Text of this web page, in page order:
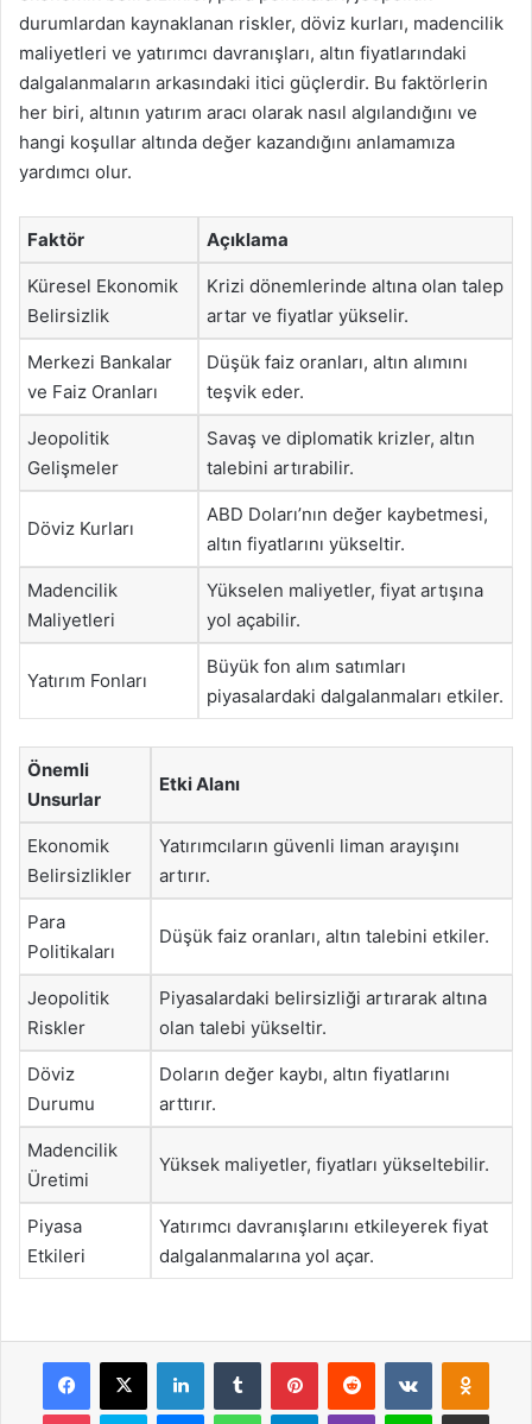
durumlardan kaynaklanan riskler, döviz kurları, madencilik
maliyetleri ve yatırımcı davranışları, altın fiyatlarındaki
dalgalanmaların arkasındaki itici güçlerdir. Bu faktörlerin
her biri, altının yatırım aracı olarak nasıl algılandığını ve
hangi koşullar altında değer kazandığını anlamamıza
yardımcı olur.
Faktör Açıklama
Küresel Ekonomik
Belirsizlik
Krizi dönemlerinde altına olan talep
artar ve fiyatlar yükselir.
Merkezi Bankalar
ve Faiz Oranları
Düşük faiz oranları, altın alımını
teşvik eder.
Jeopolitik
Gelişmeler
Savaş ve diplomatik krizler, altın
talebini artırabilir.
Döviz Kurları
ABD Doları’nın değer kaybetmesi,
altın fiyatlarını yükseltir.
Madencilik
Maliyetleri
Yükselen maliyetler, fiyat artışına
yol açabilir.
Yatırım Fonları
Büyük fon alım satımları
piyasalardaki dalgalanmaları etkiler.
Önemli
Unsurlar
Etki Alanı
Ekonomik
Belirsizlikler
Yatırımcıların güvenli liman arayışını
artırır.
Para
Politikaları
Düşük faiz oranları, altın talebini etkiler.
Jeopolitik
Riskler
Piyasalardaki belirsizliği artırarak altına
olan talebi yükseltir.
Döviz
Durumu
Doların değer kaybı, altın fiyatlarını
arttırır.
Madencilik
Üretimi
Yüksek maliyetler, fiyatları yükseltebilir.
Piyasa
Etkileri
Yatırımcı davranışlarını etkileyerek fiyat
dalgalanmalarına yol açar.
Facebook
X LinkedInTumblr PinterestReddit VKontakte
Pocket Skype MessengerWhatsAppTelegramViber Line E-Posta ile